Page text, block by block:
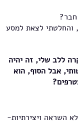
והחלטתי לצאת למסע
ללב שלי, זה יהיה
אבל הסוף, הוא
השראה ויצירתיות-